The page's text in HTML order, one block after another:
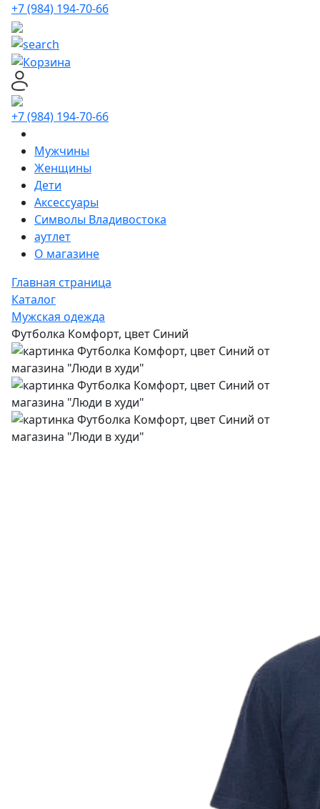
+7 (984) 194-70-66
+7 (984) 194-70-66
Мужчины
Женщины
Дети
Аксессуары
Символы Владивостока
аутлет
О магазине
Главная страница
Каталог
Мужская одежда
Футболка Комфорт, цвет Синий